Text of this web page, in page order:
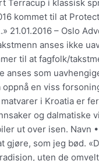
Terracup i klassisk
kommet til at
– Oslo
anses ikke
til at fagfolk/
som
en viss
i Kroatia er
og dalmatiske
ut over isen. Navn
gjøre, som jeg bød.
uten de